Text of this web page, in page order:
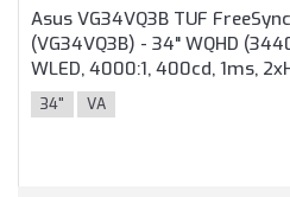
Asus VG34VQ3B TUF
(VG34VQ3B) - 34" WQHD
WLED, 4000:1, 400cd, 1ms,
Type-A, 3 év garancia, Fekete
34" VA